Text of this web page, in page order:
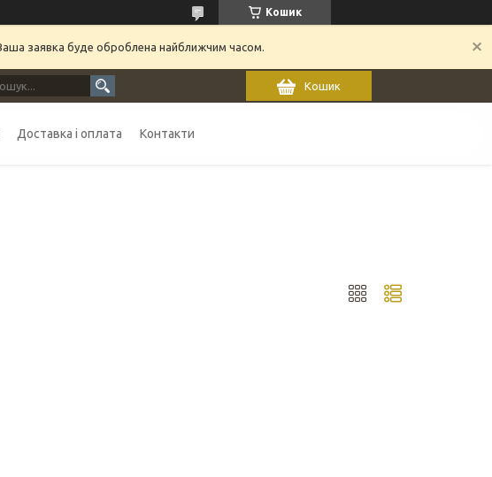
Кошик
заявка буде оброблена найближчим часом.
Кошик
Доставка і оплата Контакти